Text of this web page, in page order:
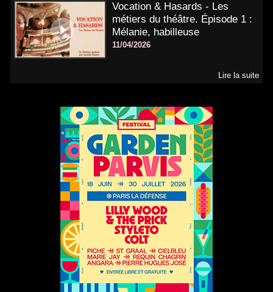
Vocation & Hasards - Les
métiers du théâtre. Épisode 1 :
Mélanie, habilleuse
11/04/2026
Lire la suite